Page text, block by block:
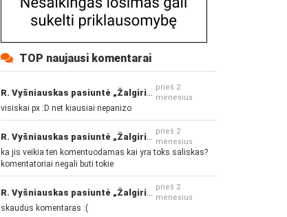
TOP naujausi komentarai
prieš 2
mėnesius
visiskai px :D net kiausiai nepanizo
prieš 2
mėnesius
ka jis veikia ten komentuodamas kai yra toks saliskas?
komentatoriai negali buti tokie
prieš 2
mėnesius
skaudus komentaras :(